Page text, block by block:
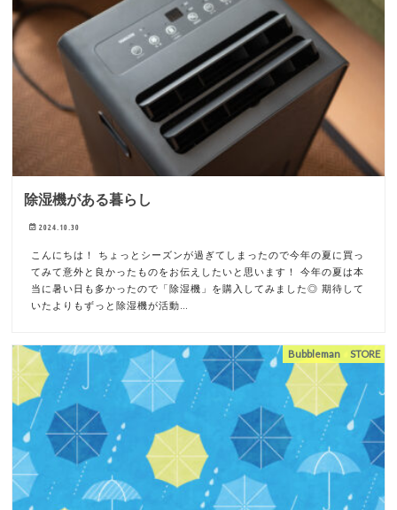
除湿機がある暮らし
2024.10.30
こんにちは！ ちょっとシーズンが過ぎてしまったので今年の夏に買っ
てみて意外と良かったものをお伝えしたいと思います！ 今年の夏は本
当に暑い日も多かったので「除湿機」を購入してみました◎ 期待して
いたよりもずっと除湿機が活動…
Bubbleman STORE